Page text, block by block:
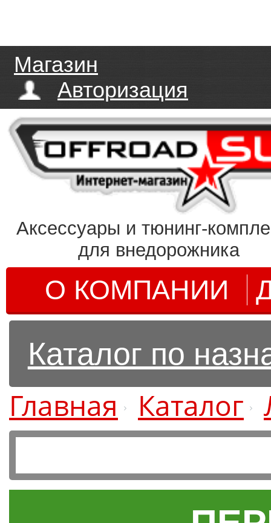
Магазин
Авторизация
Аксессуары и тюнинг-
для внедорожника
О КОМПАНИИ
Каталог по
Главная Каталог